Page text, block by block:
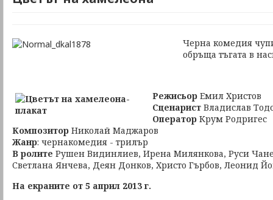
Черна комедия
обръща тъгата в
Режисьор Емил Христов
Сценарист Владислав
Оператор Крум Родригес
Композитор Николай Маджаров
Жанр: чернакомедия - трилър
В ролите Рушен Видинлиев, Ирена Милянкова, Руси
Светлана Янчева, Деян Донков, Христо Гърбов, Леонид
На екраните от 5 април 2013 г.